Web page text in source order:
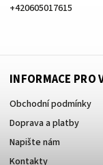
+420605017615
INFORMACE PRO
Obchodní podmínky
Doprava a platby
Napište nám
Kontakty